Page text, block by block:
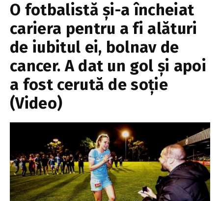
O fotbalistă și-a încheiat
cariera pentru a fi alături
de iubitul ei, bolnav de
cancer. A dat un gol și apoi
a fost cerută de soție
(Video)